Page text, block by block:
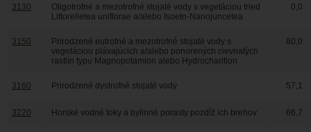
3130
Oligotrofné a mezotrofné stojaté vody s vegetáciou tried
Littorelletea uniflorae a/alebo Isoeto-Nanojuncetea
0,0
3150
Prirodzené eutrofné a mezotrofné stojaté vody s
vegetáciou plávajúcich a/alebo ponorených cievnatých
rastlín typu Magnopotamion alebo Hydrocharition
80,0
3160 Prirodzené dystrofné stojaté vody 57,1
3220 Horské vodné toky a bylinné porasty pozdĺž ich brehov 66,7